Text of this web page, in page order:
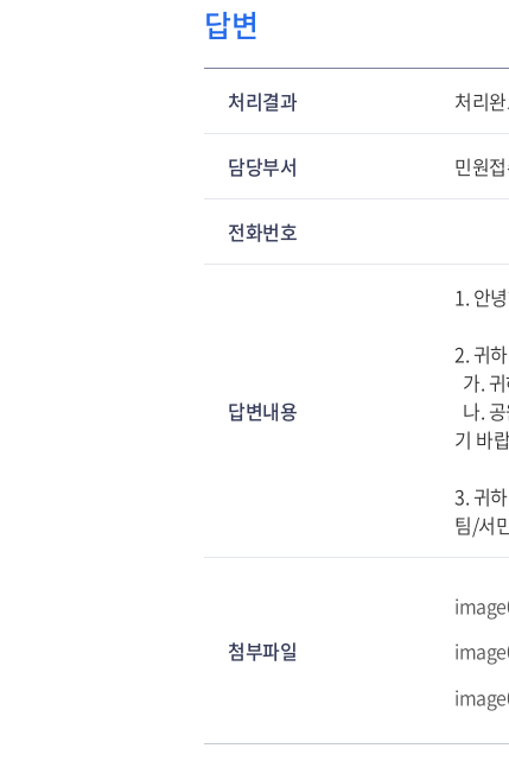
답변
처리결과 처리
담당부서 민원
전화번호
답변내용
1. 안
2. 귀
가.
나.
기 바
3. 귀
팀/서
첨부파일